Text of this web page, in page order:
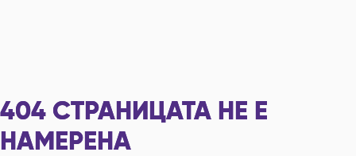
404 СТРАНИЦАТА НЕ Е
НАМЕРЕНА